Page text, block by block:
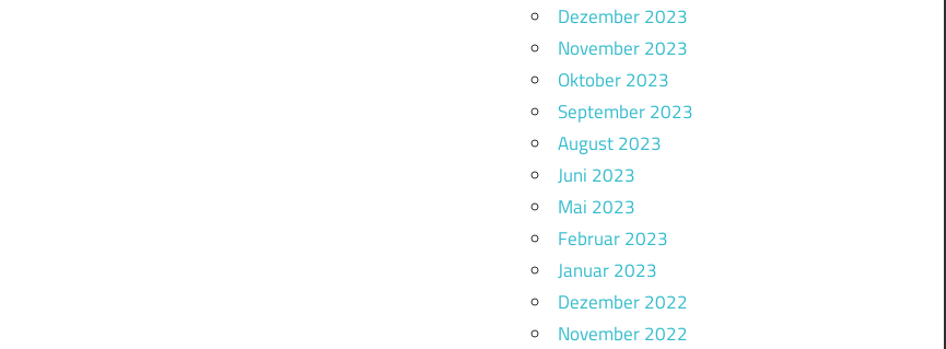
Dezember 2023
November 2023
Oktober 2023
September 2023
August 2023
Juni 2023
Mai 2023
Februar 2023
Januar 2023
Dezember 2022
November 2022